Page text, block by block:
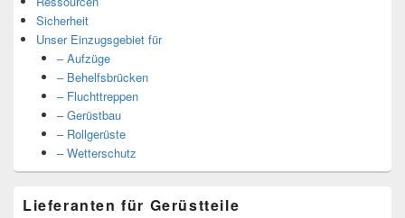
Sicherheit
Unser Einzugsgebiet für
– Aufzüge
– Behelfsbrücken
– Fluchttreppen
– Gerüstbau
– Rollgerüste
– Wetterschutz
Lieferanten für Gerüstteile